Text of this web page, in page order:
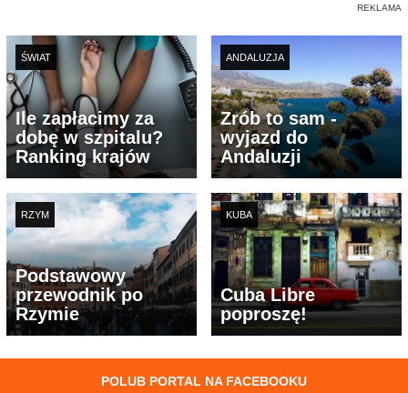
ŚWIAT
Ile zapłacimy za
dobę w szpitalu?
Ranking krajów
ANDALUZJA
Zrób to sam -
wyjazd do
Andaluzji
RZYM
Podstawowy
przewodnik po
Rzymie
KUBA
Cuba Libre
poproszę!
POLUB PORTAL NA FACEBOOKU